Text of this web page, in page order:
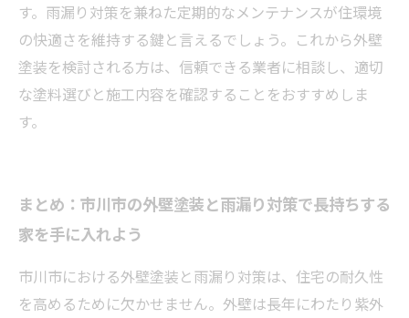
す。雨漏り対策を兼ねた定期的なメンテナンスが住環境
の快適さを維持する鍵と言えるでしょう。これから外壁
塗装を検討される方は、信頼できる業者に相談し、適切
な塗料選びと施工内容を確認することをおすすめしま
す。
まとめ：市川市の外壁塗装と雨漏り対策で長持ちする
家を手に入れよう
市川市における外壁塗装と雨漏り対策は、住宅の耐久性
を高めるために欠かせません。外壁は長年にわたり紫外